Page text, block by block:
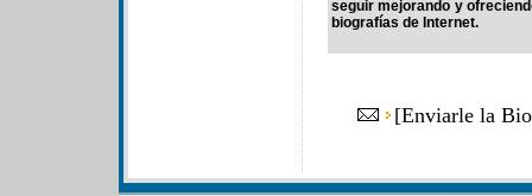
seguir mejorando y
biografías de Internet.
[Enviarle la